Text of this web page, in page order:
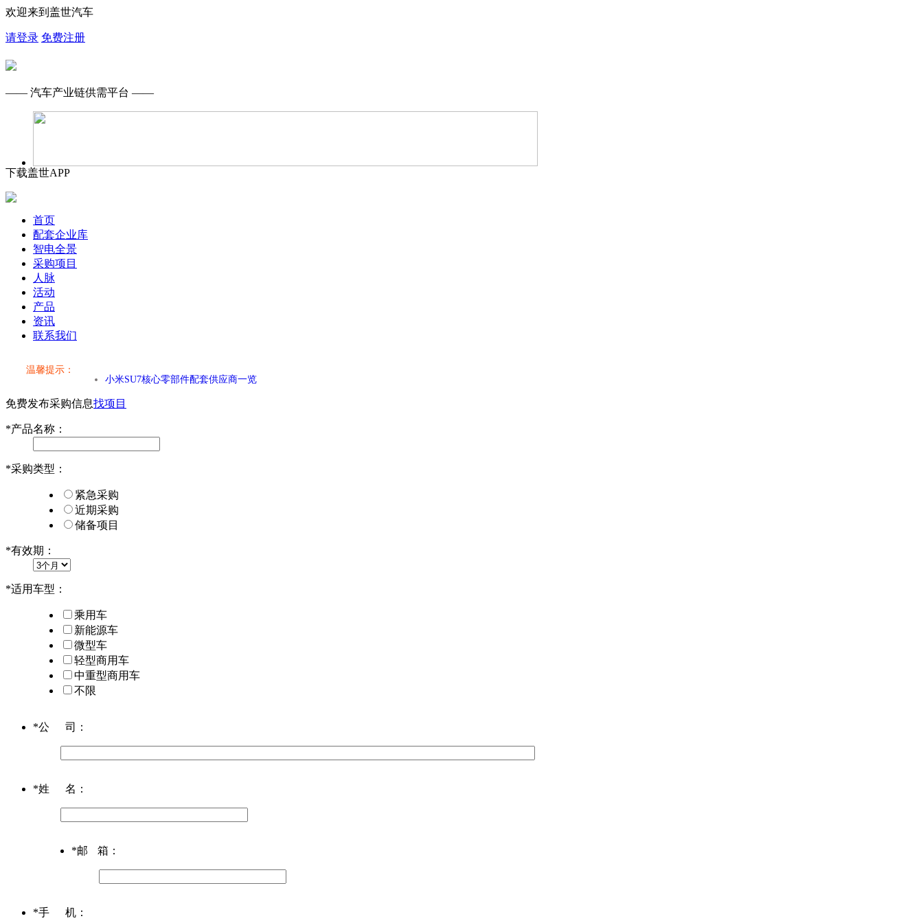
欢迎来到盖世汽车
请登录 免费注册
—— 汽车产业链供需平台 ——
下载盖世APP
首页
配套企业库
智电全景
采购项目
人脉
活动
产品
资讯
联系我们
温馨提示：
小米SU7核心零部件配套供应商一览
乐道L60核心零部件配套供应商一览
乐道L60核心零部件配套供应商一览
免费发布采购信息找项目
*产品名称：
*采购类型：
紧急采购
近期采购
储备项目
*有效期：
*适用车型：
乘用车
新能源车
微型车
轻型商用车
中重型商用车
不限
*公司 ：
*姓名 ：
*邮箱 ：
*手机 ：